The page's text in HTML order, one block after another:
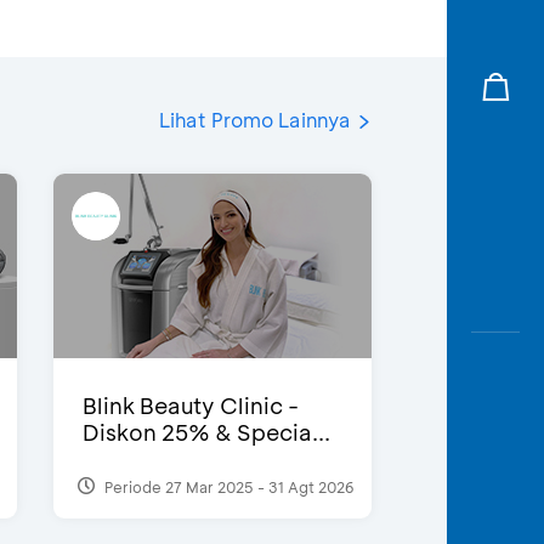
Lihat Promo Lainnya
Blink Beauty Clinic -
Diskon 25% & Specia...
Periode 27 Mar 2025 - 31 Agt 2026